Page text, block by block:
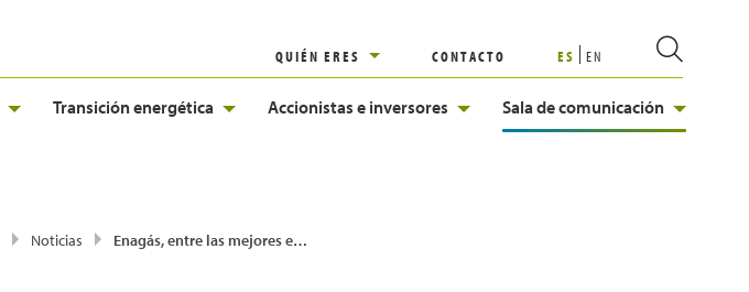
QUIÉN ERES CONTACTO ES EN
Transición energética Accionistas e inversores Sala de comunicación
Noticias Enagás, entre las mejores empresas para trabajar según Top Employer 2022